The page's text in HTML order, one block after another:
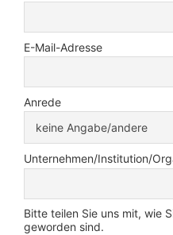
E-Mail-Adresse
Anrede
Unternehmen/Institution/
Bitte teilen Sie uns mit, wie
geworden sind.